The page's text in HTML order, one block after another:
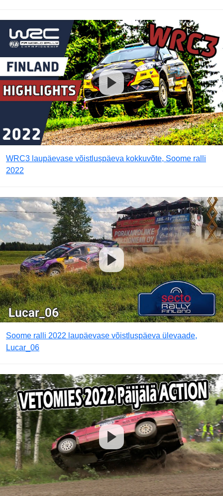
WRC3 laupäevase võistluspäeva kokkuvõte, Soome ralli
2022
Soome ralli 2022 laupäevase võistluspäeva ülevaade,
Lucar_06